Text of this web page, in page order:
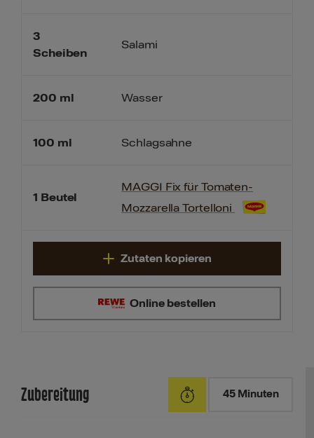
3
Scheiben
200 ml
100 ml
1 Beutel
Salami
Wasser
Schlagsahne
MAGGI Fix für Tomaten-
Mozzarella Tortelloni
Online bestellen
Zutaten kopieren
Zubereitung 45 Minuten